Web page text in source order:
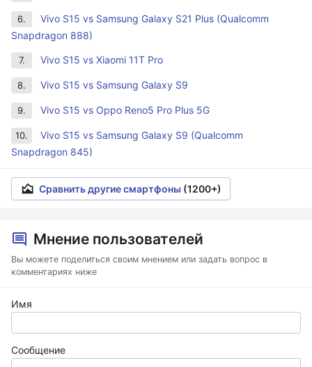
6.
Vivo S15 vs Samsung Galaxy S21 Plus (Qualcomm
Snapdragon 888)
7. Vivo S15 vs Xiaomi 11T Pro
8. Vivo S15 vs Samsung Galaxy S9
9. Vivo S15 vs Oppo Reno5 Pro Plus 5G
10.
Vivo S15 vs Samsung Galaxy S9 (Qualcomm
Snapdragon 845)
Сравнить другие смартфоны (1200+)
Мнение пользователей
Вы можете поделиться своим мнением или задать вопрос в
комментариях ниже
Имя
Сообщение